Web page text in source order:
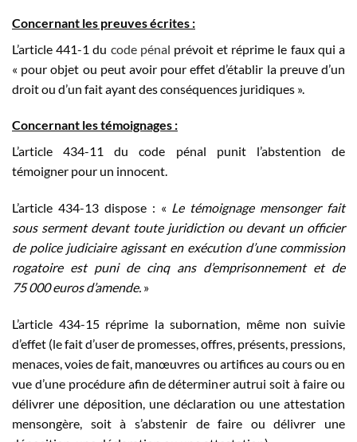
Concernant les preuves écrites :
L’article 441-1 du code pénal prévoit et réprime le faux qui a
« pour objet ou peut avoir pour effet d’établir la preuve d’un
droit ou d’un fait ayant des conséquences juridiques ».
Concernant les témoignages :
L’article 434-11 du code pénal punit l’abstention de
témoigner pour un innocent.
L’article 434-13 dispose : « Le témoignage mensonger fait
sous serment devant toute juridiction ou devant un officier
de police judiciaire agissant en exécution d’une commission
rogatoire est puni de cinq ans d’emprisonnement et de
75 000 euros d’amende. »
L’article 434-15 réprime la subornation, même non suivie
d’effet (le fait d’user de promesses, offres, présents, pressions,
menaces, voies de fait, manœuvres ou artifices au cours ou en
vue d’une procédure afin de déterminer autrui soit à faire ou
délivrer une déposition, une déclaration ou une attestation
mensongère, soit à s’abstenir de faire ou délivrer une